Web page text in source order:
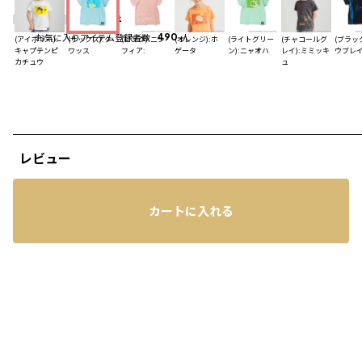
(アイボリー):
キャプテンピ
カチュウ
(サックス):ク
ワッス
(ピンク):ニン
フィア:
(オレンジ):ホ
ゲータ
(ライトグリー
ン):ニャオハ
(チャコールグ
レイ):ミミッキ
ュ
(ブラッ
ウブレ
レビュー
4.7 レビューを見る
お気に入りアイテム登録者数 490 人
カートに入れる